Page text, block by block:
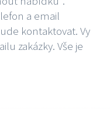
a email
kontaktovat. Vy
zakázky. Vše je